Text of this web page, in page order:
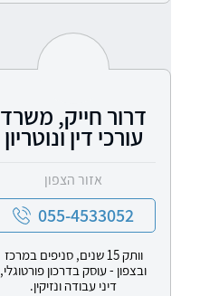
דרור חייק, משרד
עורכי דין ונוטריון
אזור הצפון
055-4533052
וותק 15 שנים, סניפים במרכז
ובצפון - עוסק בדרכון פורטוגלי,
דיני עבודה ונזיקין.